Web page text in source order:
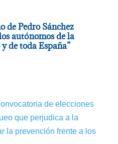
de Pedro Sánchez
autónomos de la
de toda España”